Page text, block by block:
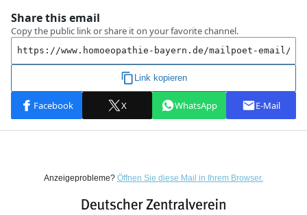
Anzeigeprobleme? Öffnen Sie diese Mail in Ihrem Browser.